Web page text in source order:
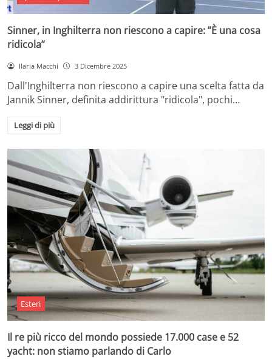
Sinner, in Inghilterra non riescono a capire: ”È una cosa
ridicola”
Ilaria Macchi 3 Dicembre 2025
Dall'Inghilterra non riescono a capire una scelta fatta da
Jannik Sinner, definita addirittura "ridicola", pochi…
Leggi di più
Esteri
Il re più ricco del mondo possiede 17.000 case e 52
yacht: non stiamo parlando di Carlo